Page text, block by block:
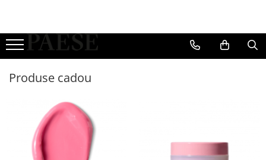
Ten
Corectoare
Iluminatoare
Pudra compacta
Pudra pulbere
Fard de obraz
Ochi
Creion de ochi
Farduri de pleoape
Buze
Gloss de buze
Creioane de buze
Accesorii
Buretel de machiaj
Produse cadou